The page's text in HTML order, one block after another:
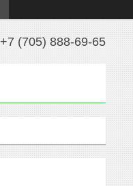
+7 (705) 888-69-65